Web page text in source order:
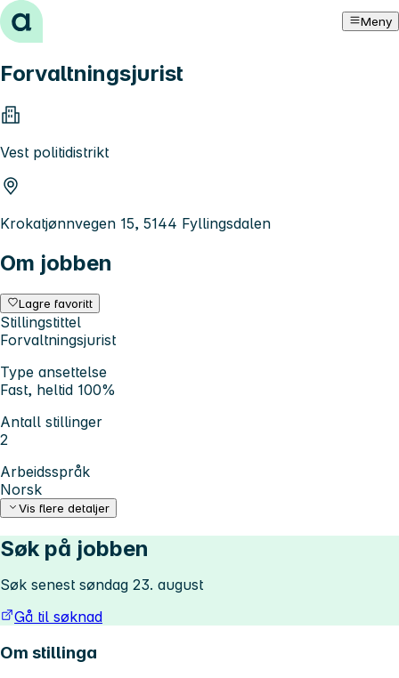
Hopp til innhold Meny
Forvaltningsjurist
Vest politidistrikt
Krokatjønnvegen 15, 5144 Fyllingsdalen
Om jobben
Lagre favoritt
Stillingstittel
Forvaltningsjurist
Type ansettelse
Fast, heltid 100%
Antall stillinger
2
Arbeidsspråk
Norsk
Vis flere detaljer
Søk på jobben
Søk senest søndag 23. august
Gå til søknad
Om stillinga